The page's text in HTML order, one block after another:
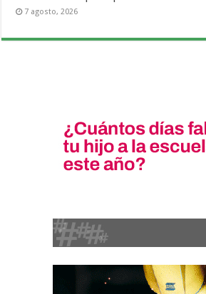
7 agosto, 2026